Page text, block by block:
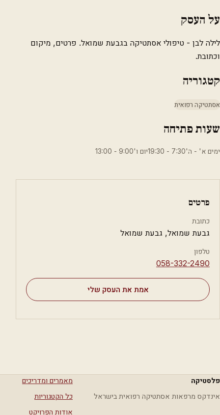
על העסק
לילה לבן - טיפולי אסתטיקה בגבעת שמואל. פרטים, מיקום
וכתובת.
קטגוריה
אסתטיקה רפואית
שעות פתיחה
ימים א' - ה'7:30 - 19:30יום ו'9:00 - 13:00
פרטים
כתובת
גבעת שמואל, גבעת שמואל
טלפון
⁦058-332-2490⁩
אמת את העסק שלי
פלסטיקה
אינדקס מרפאות אסתטיקה רפואית בישראל
מאמרים ומדריכים
כל הקטגוריות
אודות הפרויקט